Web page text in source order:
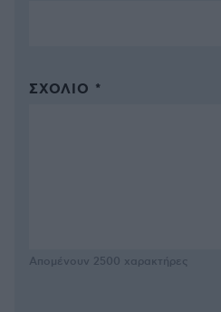
ΣΧΌΛΙΟ *
Απομένουν 2500 χαρακτήρες